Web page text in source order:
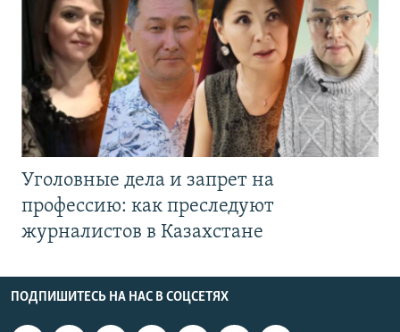
Уголовные дела и запрет на
профессию: как преследуют
журналистов в Казахстане
ПОДПИШИТЕСЬ НА НАС В СОЦСЕТЯХ